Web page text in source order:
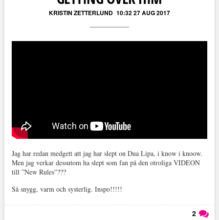
KRISTIN ZETTERLUND 10:32 27 AUG 2017
Jag har redan medgett att jag har slept on Dua Lipa, i know i knoow.
Men jag verkar dessutom ha slept som fan på den otroliga VIDEON
till ”New Rules”???
Så snygg, varm och systerlig. Inspo!!!!!
2